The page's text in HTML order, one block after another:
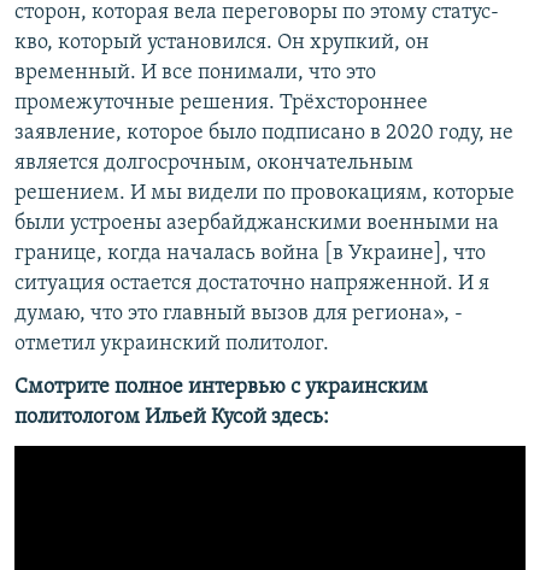
сторон, которая вела переговоры по этому статус-
кво, который установился. Он хрупкий, он
временный. И все понимали, что это
промежуточные решения. Трёхстороннее
заявление, которое было подписано в 2020 году, не
является долгосрочным, окончательным
решением. И мы видели по провокациям, которые
были устроены азербайджанскими военными на
границе, когда началась война [в Украине], что
ситуация остается достаточно напряженной. И я
думаю, что это главный вызов для региона», -
отметил украинский политолог.
Смотрите полное интервью с украинским
политологом Ильей Кусой здесь: